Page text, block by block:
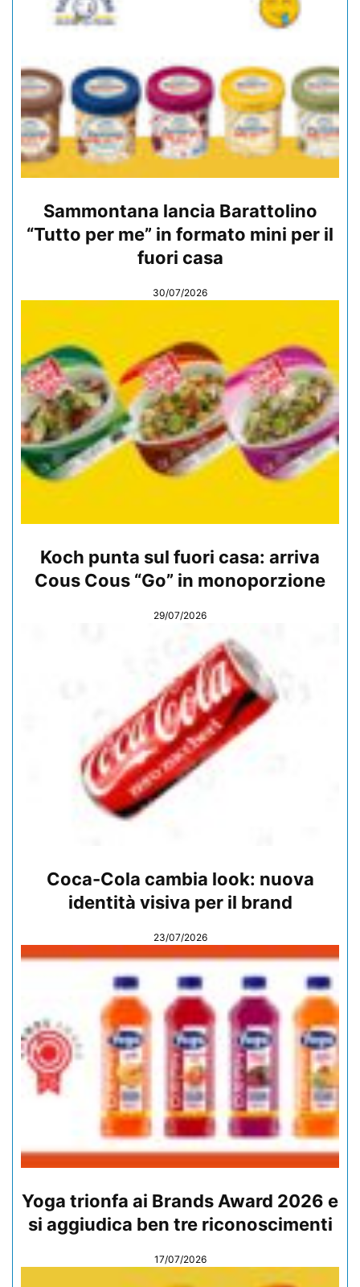
Sammontana lancia Barattolino
“Tutto per me” in formato mini per il
fuori casa
30/07/2026
Koch punta sul fuori casa: arriva
Cous Cous “Go” in monoporzione
29/07/2026
Coca-Cola cambia look: nuova
identità visiva per il brand
23/07/2026
Yoga trionfa ai Brands Award 2026 e
si aggiudica ben tre riconoscimenti
17/07/2026